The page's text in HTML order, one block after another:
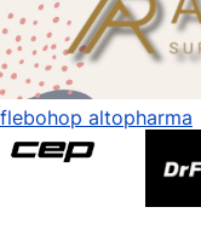
flebohop altopharma